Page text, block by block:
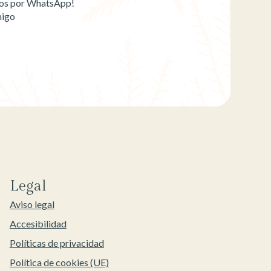
por WhatsApp!
Legal
Aviso legal
Accesibilidad
Políticas de privacidad
Política de cookies (UE)